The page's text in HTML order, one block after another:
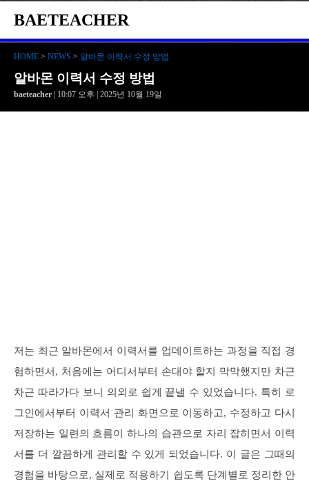
BAETEACHER
HOME > NEWS > 알바몬 이력서 수정 방법
알바몬 이력서 수정 방법
baeteacher | 10:07 오후 | 2025년 10월 19일
저는 최근 알바몬에서 이력서를 업데이트하는 과정을 직접 경
험하면서, 처음에는 어디서부터 손대야 할지 막막했지만 차근
차근 따라가다 보니 의외로 쉽게 끝낼 수 있었습니다. 특히 로
그인에서부터 이력서 관리 화면으로 이동하고, 수정하고 다시
저장하는 일련의 흐름이 하나의 습관으로 자리 잡히면서 이력
서를 더 깔끔하게 관리할 수 있게 되었습니다. 이 글은 그때의
경험을 바탕으로, 실제로 적용하기 쉽도록 단계별로 정리한 안